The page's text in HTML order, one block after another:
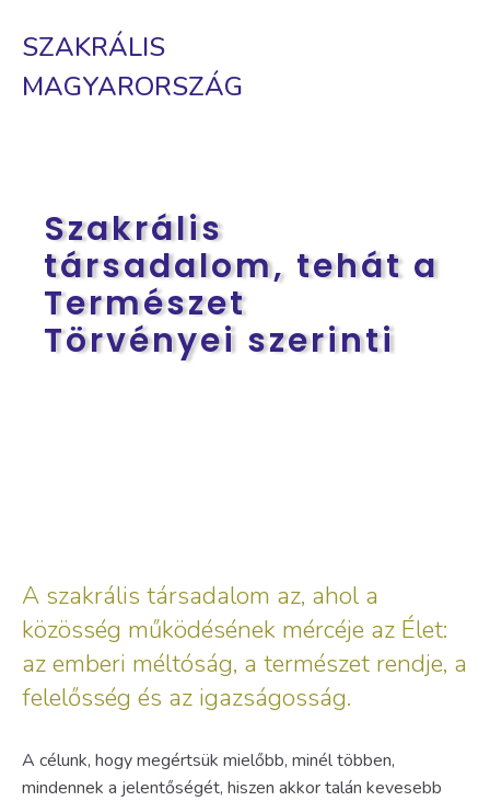
SZAKRÁLIS
MAGYARORSZÁG
Szakrális
társadalom, tehát a
Természet
Törvényei szerinti
A szakrális társadalom az, ahol a
közösség működésének mércéje az Élet:
az emberi méltóság, a természet rendje, a
felelősség és az igazságosság.
A célunk, hogy megértsük mielőbb, minél többen,
mindennek a jelentőségét, hiszen akkor talán kevesebb